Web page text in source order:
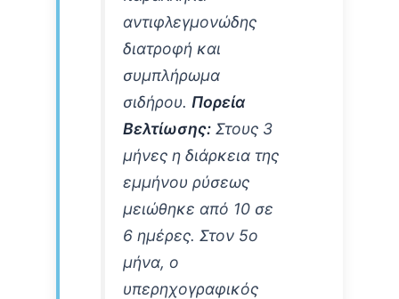
αντιφλεγμονώδης
διατροφή και
συμπλήρωμα
σιδήρου. Πορεία
Βελτίωσης: Στους 3
μήνες η διάρκεια της
εμμήνου ρύσεως
μειώθηκε από 10 σε
6 ημέρες. Στον 5ο
μήνα, ο
υπερηχογραφικός